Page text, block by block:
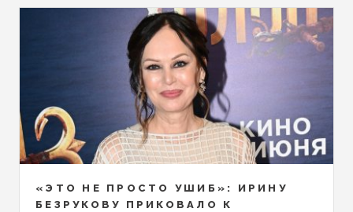
«ЭТО НЕ ПРОСТО УШИБ»: ИРИНУ
БЕЗРУКОВУ ПРИКОВАЛО К